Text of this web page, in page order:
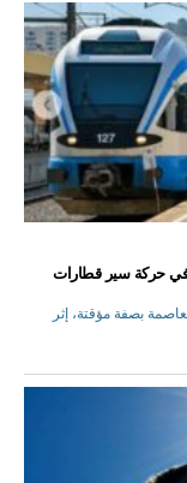
في حركة سير قطارات
بصفة مؤقتة، إثر